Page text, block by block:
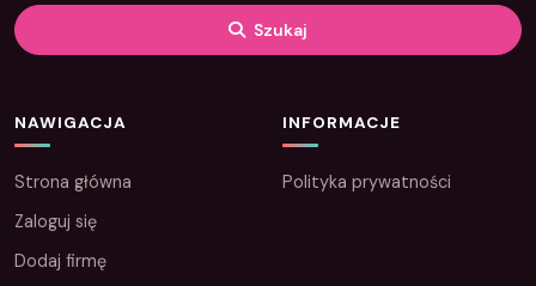
Szukaj
NAWIGACJA
Strona główna
Zaloguj się
Dodaj firmę
INFORMACJE
Polityka prywatności